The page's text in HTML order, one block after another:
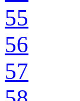
55
56
57